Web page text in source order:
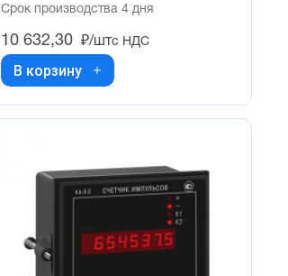
Срок производства 4 дня
10 632,30 ₽/штс НДС
В корзину